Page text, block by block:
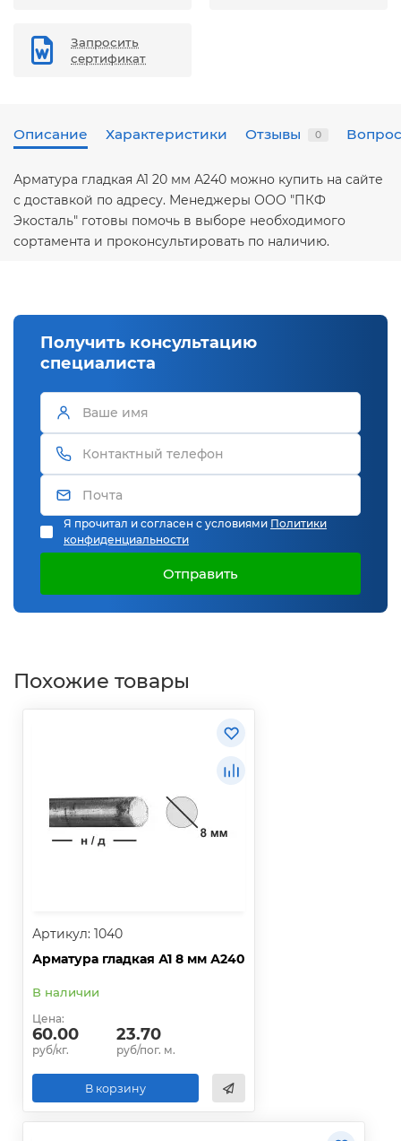
Запросить
сертификат
Описание Характеристики Отзывы 0
Арматура гладкая А1 20 мм А240 можно купить на сайте
с доставкой по адресу. Менеджеры ООО "ПКФ
Экосталь" готовы помочь в выборе необходимого
сортамента и проконсультировать по наличию.
Получить консультацию
специалиста
Я прочитал и согласен с условиями Политики
конфиденциальности
Отправить
Похожие товары
Артикул: 1040
Арматура гладкая А1 8 мм А240
В наличии
Цена:
60.00
руб/кг.
23.70
руб/пог. м.
В корзину